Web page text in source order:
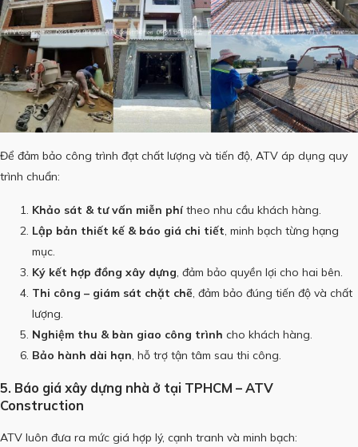
Để đảm bảo công trình đạt chất lượng và tiến độ, ATV áp dụng quy
trình chuẩn:
Khảo sát & tư vấn miễn phítheo nhu cầu khách hàng.
Lập bản thiết kế & báo giá chi tiết, minh bạch từng hạng
mục.
Ký kết hợp đồng xây dựng, đảm bảo quyền lợi cho hai bên.
Thi công – giám sát chặt chẽ, đảm bảo đúng tiến độ và chất
lượng.
Nghiệm thu & bàn giao công trình cho khách hàng.
Bảo hành dài hạn, hỗ trợ tận tâm sau thi công.
5. Báo giá xây dựng nhà ở tại TPHCM – ATV
Construction
ATV luôn đưa ra mức giá hợp lý, cạnh tranh và minh bạch: